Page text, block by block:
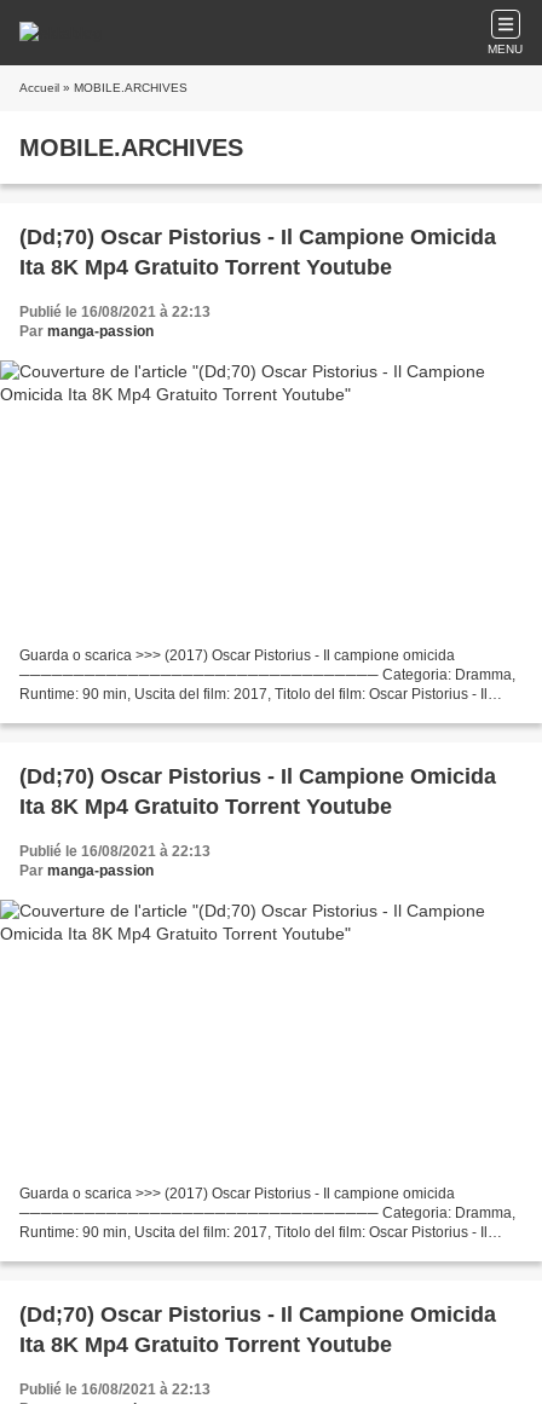
MENU
Accueil » MOBILE.ARCHIVES
MOBILE.ARCHIVES
(Dd;70) Oscar Pistorius - Il Campione Omicida
Ita 8K Mp4 Gratuito Torrent Youtube
Publié le 16/08/2021 à 22:13
Par manga-passion
Guarda o scarica >>> (2017) Oscar Pistorius - Il campione omicida
───────────────────────────────── Categoria: Dramma,
Runtime: 90 min, Uscita del film: 2017, Titolo del film: Oscar Pistorius - Il
(Dd;70) Oscar Pistorius - Il Campione Omicida
Ita 8K Mp4 Gratuito Torrent Youtube
Publié le 16/08/2021 à 22:13
Par manga-passion
Guarda o scarica >>> (2017) Oscar Pistorius - Il campione omicida
───────────────────────────────── Categoria: Dramma,
Runtime: 90 min, Uscita del film: 2017, Titolo del film: Oscar Pistorius - Il
(Dd;70) Oscar Pistorius - Il Campione Omicida
Ita 8K Mp4 Gratuito Torrent Youtube
Publié le 16/08/2021 à 22:13